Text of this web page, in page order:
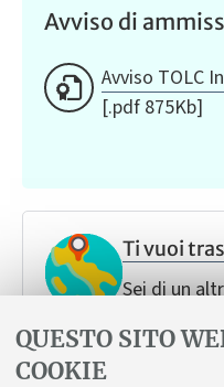
QUESTO SITO
COOKIE
Avviso di
Avviso TOLC
[.pdf 875Kb]
Ti vuoi
Sei di un